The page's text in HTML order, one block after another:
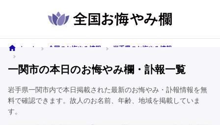
ホーム 全国のお悔やみ情報
岩手県のお悔やみ情報
一関市の本日のお悔やみ欄・訃報一覧
岩手県一関市内で本日掲載された最新のお悔やみ・訃報情報を無
料で確認できます。故人のお名前、年齢、地域を掲載していま
す。